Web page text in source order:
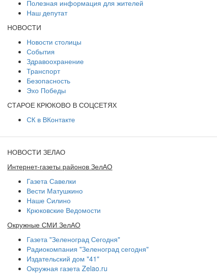
Полезная информация для жителей
Наш депутат
НОВОСТИ
Новости столицы
События
Здравоохранение
Транспорт
Безопасность
Эхо Победы
СТАРОЕ КРЮКОВО В СОЦСЕТЯХ
СК в ВКонтакте
НОВОСТИ ЗЕЛАО
Интернет-газеты районов ЗелАО
Газета Савелки
Вести Матушкино
Наше Силино
Крюковские Ведомости
Окружные СМИ ЗелАО
Газета "Зеленоград Сегодня"
Радиокомпания "Зеленоград сегодня"
Издательский дом "41"
Окружная газета Zelao.ru